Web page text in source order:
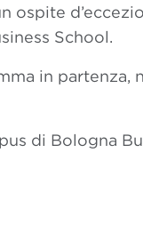
ospite
School.
in partenza,
di Bologna